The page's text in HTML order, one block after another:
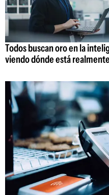
Todos buscan oro en la
viendo dónde está realmente